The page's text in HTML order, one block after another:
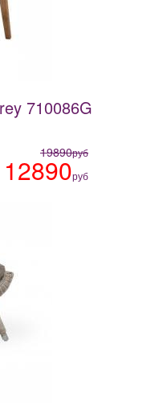
710086G
19890руб
12890руб